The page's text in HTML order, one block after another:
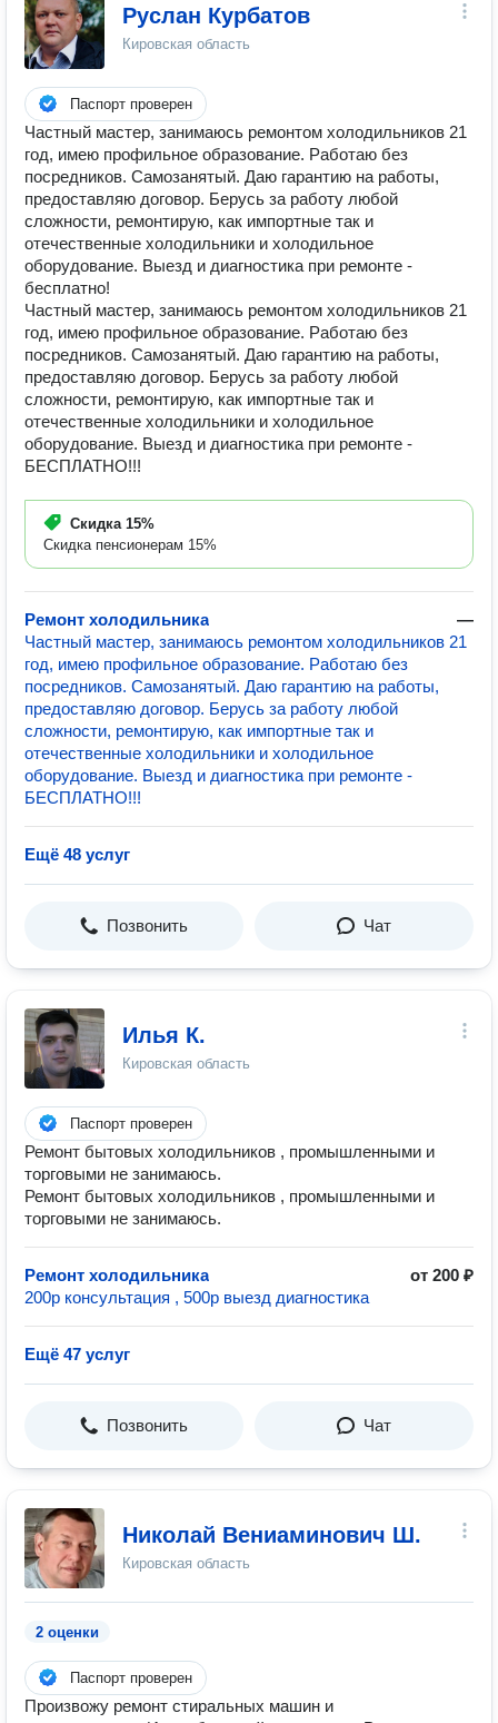
Руслан Курбатов
Кировская область
Паспорт проверен
Частный мастер, занимаюсь ремонтом холодильников 21
год, имею профильное образование. Работаю без
посредников. Самозанятый. Даю гарантию на работы,
предоставляю договор. Берусь за работу любой
сложности, ремонтирую, как импортные так и
отечественные холодильники и холодильное
оборудование. Выезд и диагностика при ремонте -
бесплатно!
Частный мастер, занимаюсь ремонтом холодильников 21
год, имею профильное образование. Работаю без
посредников. Самозанятый. Даю гарантию на работы,
предоставляю договор. Берусь за работу любой
сложности, ремонтирую, как импортные так и
отечественные холодильники и холодильное
оборудование. Выезд и диагностика при ремонте -
БЕСПЛАТНО!!!
Скидка 15%
Скидка пенсионерам 15%
Ремонт холодильника
—
Частный мастер, занимаюсь ремонтом холодильников 21
год, имею профильное образование. Работаю без
посредников. Самозанятый. Даю гарантию на работы,
предоставляю договор. Берусь за работу любой
сложности, ремонтирую, как импортные так и
отечественные холодильники и холодильное
оборудование. Выезд и диагностика при ремонте -
БЕСПЛАТНО!!!
Ещё 48 услуг
Позвонить Чат
Илья К.
Кировская область
Паспорт проверен
Ремонт бытовых холодильников , промышленными и
торговыми не занимаюсь.
Ремонт бытовых холодильников , промышленными и
торговыми не занимаюсь.
Ремонт холодильника
от 200 ₽
200р консультация , 500р выезд диагностика
Ещё 47 услуг
Позвонить Чат
Николай Вениаминович Ш.
Кировская область
2 оценки
Паспорт проверен
Произвожу ремонт стиральных машин и